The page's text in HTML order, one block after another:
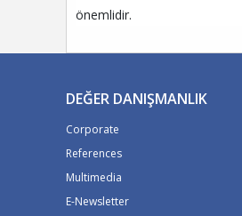
önemlidir.
DEĞER DANIŞMANLIK
Corporate
References
Multimedia
E-Newsletter